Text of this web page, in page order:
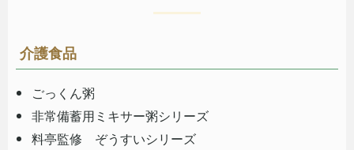
介護食品
ごっくん粥
非常備蓄用ミキサー粥シリーズ
料亭監修 ぞうすいシリーズ